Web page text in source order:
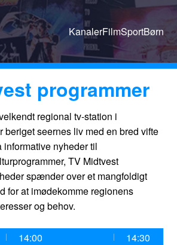
KanalerFilmSportBørn
programmer
regional tv-station i
beriget seernes liv med en bred vifte
informative nyheder til
TV Midtvest
spænder over et mangfoldigt
for at imødekomme regionens
og behov.
14:00
14:30